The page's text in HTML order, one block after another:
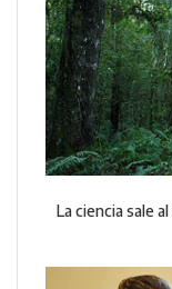
La ciencia sale